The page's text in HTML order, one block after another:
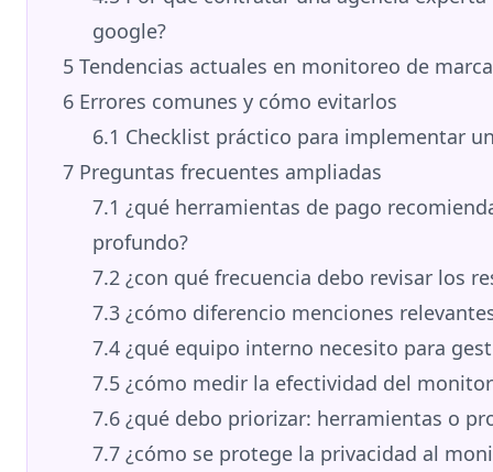
google?
5 Tendencias actuales en monitoreo de marca
6 Errores comunes y cómo evitarlos
6.1 Checklist práctico para implementar
7 Preguntas frecuentes ampliadas
7.1 ¿qué herramientas de pago
profundo?
7.2 ¿con qué frecuencia debo revisar los
7.3 ¿cómo diferencio menciones
7.4 ¿qué equipo interno necesito para
7.5 ¿cómo medir la efectividad del
7.6 ¿qué debo priorizar: herramientas o
7.7 ¿cómo se protege la privacidad al